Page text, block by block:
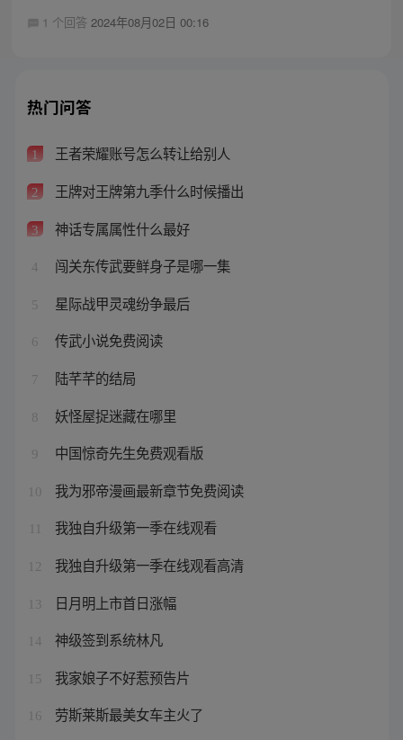
1 个回答 2024年08月02日 00:16
热门问答
1 王者荣耀账号怎么转让给别人
2 王牌对王牌第九季什么时候播出
3 神话专属属性什么最好
4 闯关东传武要鲜身子是哪一集
5 星际战甲灵魂纷争最后
6 传武小说免费阅读
7 陆芊芊的结局
8 妖怪屋捉迷藏在哪里
9 中国惊奇先生免费观看版
10 我为邪帝漫画最新章节免费阅读
我独自升级第一季在线观看
12 我独自升级第一季在线观看高清
13 日月明上市首日涨幅
14 神级签到系统林凡
15 我家娘子不好惹预告片
16 劳斯莱斯最美女车主火了